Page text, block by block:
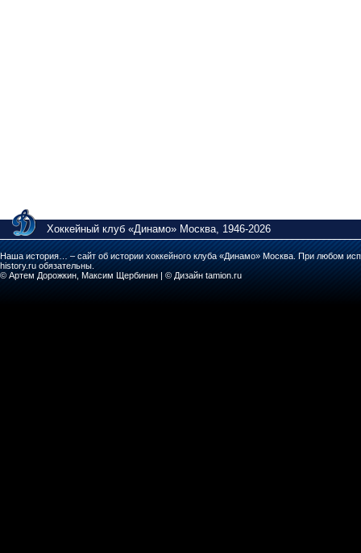
Хоккейный клуб «Динамо» Москва, 1946-2026
Наша история… – сайт об истории хоккейного клуба «Динамо» Москва. При любом
history.ru обязательны.
© Артем Дорожкин, Максим Щербинин | © Дизайн tamion.ru